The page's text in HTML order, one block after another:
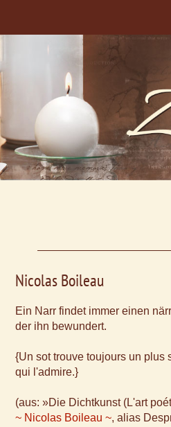
Nicolas Boileau
Ein Narr findet immer einen
der ihn bewundert.
{Un sot trouve toujours un plus
qui l'admire.}
(aus: »Die Dichtkunst (L'art
~ Nicolas Boileau ~, alias